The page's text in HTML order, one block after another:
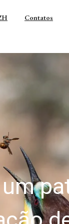
Contatos